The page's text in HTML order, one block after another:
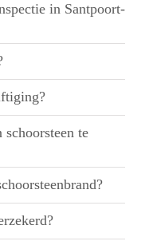
in Santpoort-
te